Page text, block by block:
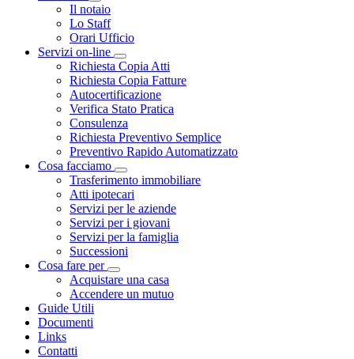
Visualizza menù di secondo livello
Il notaio
Lo Staff
Orari Ufficio
Servizi on-line
Visualizza menù di secondo livello
Richiesta Copia Atti
Richiesta Copia Fatture
Autocertificazione
Verifica Stato Pratica
Consulenza
Richiesta Preventivo Semplice
Preventivo Rapido Automatizzato
Cosa facciamo
Visualizza menù di secondo livello
Trasferimento immobiliare
Atti ipotecari
Servizi per le aziende
Servizi per i giovani
Servizi per la famiglia
Successioni
Cosa fare per
Visualizza menù di secondo livello
Acquistare una casa
Accendere un mutuo
Guide Utili
Documenti
Links
Contatti